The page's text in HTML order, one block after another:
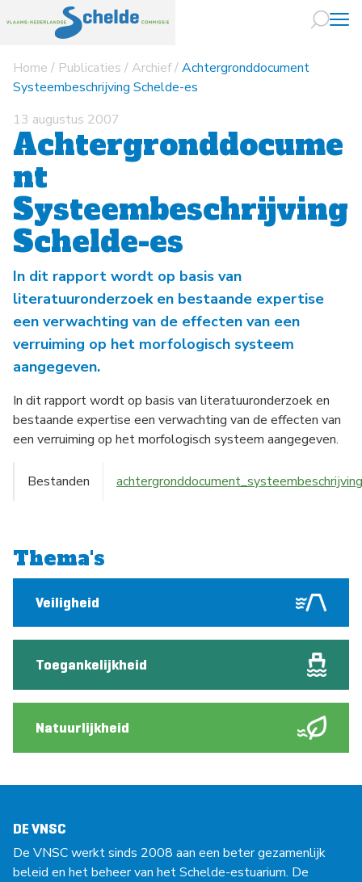
Naar
Home / Publicaties /Archief/Achtergronddocument
Systeembeschrijving Schelde-es
13 augustus 2007
Achtergronddocume
nt
Systeembeschrijving
Schelde-es
In dit rapport wordt op basis van
literatuuronderzoek en bestaande expertise
een verwachting van de effecten van een
verruiming op het morfologisch systeem
aangegeven.
In dit rapport wordt op basis van literatuuronderzoek en
bestaande expertise een verwachting van de effecten van
een verruiming op het morfologisch systeem aangegeven.
Bestanden
Thema's
Veiligheid
Toegankelijkheid
Natuurlijkheid
DE VNSC
De VNSC werkt sinds 2008 aan een beter gezamenlijk
beleid en het beheer van het Schelde-estuarium. De